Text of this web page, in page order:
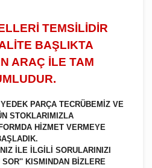
TEMSİLİDİR
BAŞLIKTA
ARAÇ İLE TAM
PARÇA TECRÜBEMİZ VE
STOKLARIMIZLA
HİZMET VERMEYE
İLE İLGİLİ SORULARINIZI
SOR'' KISMINDAN BİZLERE